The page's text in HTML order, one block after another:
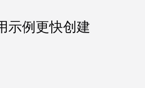
示例更快创建